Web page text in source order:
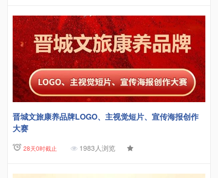
晋城文旅康养品牌LOGO、主视觉短片、宣传海报创作
大赛
28天0时截止 1983人浏览